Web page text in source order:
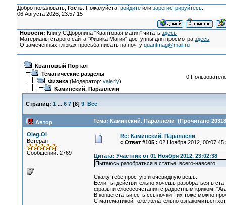
Добро пожаловать, Гость. Пожалуйста, войдитеили зарегистрируйтесь.
06 Августа 2026, 23:57:15
Новости: Книгу С.Доронина "Квантовая магия" читатьздесь
Материалы старого сайта "Физика Магии" доступны для просмотраздесь
О замеченных глюках просьба писать на почтуquantmag@mail.ru
Квантовый Портал
Тематические разделы
Физика(Модератор: valeriy)
Каминский. Параллели
0
Страниц: 1 ... 6 7[8] 9 Все
Автор Тема: Каминский. Параллели (Прочитано
Oleg.Ol
Ветеран
Сообщений: 2769
Re: Каминский. Параллели
« Ответ #105 : 02 Ноября 2012, 00:07:45
Цитата: Участник от 01 Ноября 2012, 23:02:38
Пытаюсь разобраться в статье, всего-навсего.
Скажу тебе простую и очевидную вешь:
Если ты действительно хочешь разобраться в
фразы и слососочетания с радостным криком:
В конце статьи есть ссылочки - их тоже можно
С математикой тоже желательно ознакомиться